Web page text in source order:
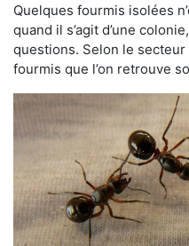
Quelques fourmis isolées
quand il s’agit d’une
questions. Selon le
fourmis que l’on retrouve